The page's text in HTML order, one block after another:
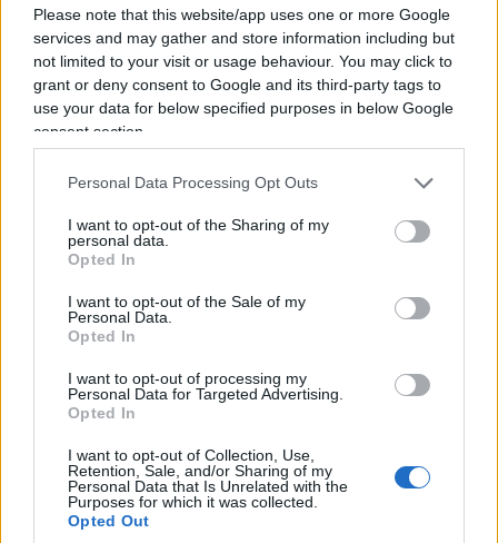
Please note that this website/app uses one or more Google
services and may gather and store information including but
not limited to your visit or usage behaviour. You may click to
grant or deny consent to Google and its third-party tags to
use your data for below specified purposes in below Google
consent section.
Personal Data Processing Opt Outs
I want to opt-out of the Sharing of my
personal data.
Opted In
I want to opt-out of the Sale of my
Personal Data.
Opted In
I want to opt-out of processing my
Personal Data for Targeted Advertising.
Opted In
I want to opt-out of Collection, Use,
Retention, Sale, and/or Sharing of my
Personal Data that Is Unrelated with the
Purposes for which it was collected.
Opted Out
A Pradamano, piccola città alle porte di Udine, tre
amici di 13 e 14 anni (ancora senza smartphone,
complimenti sinceri ai genitori) hanno fatto